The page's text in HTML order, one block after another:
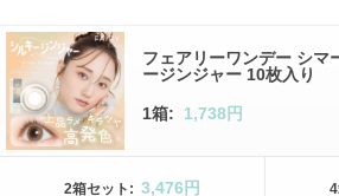
フェアリーワンデー シマ
ージンジャー 10枚入り
1箱: 1,738円
2箱セット : 3,476円